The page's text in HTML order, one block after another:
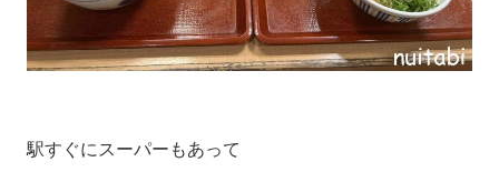
駅すぐにスーパーもあって